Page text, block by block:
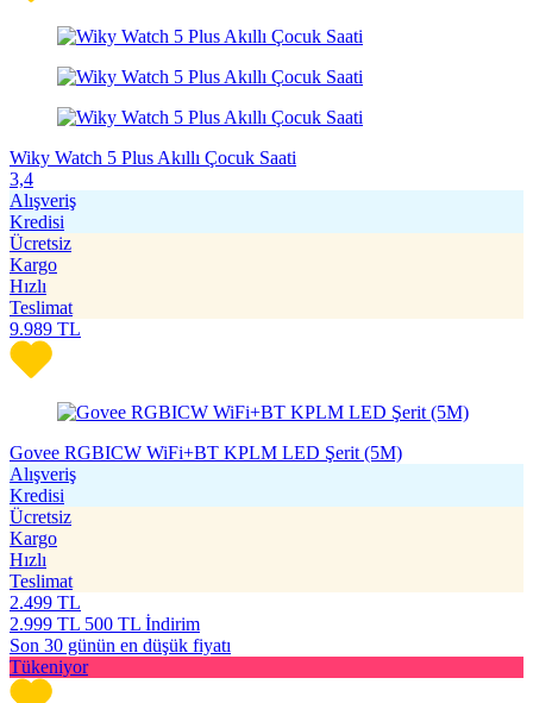
Wiky Watch 5 Plus Akıllı Çocuk Saati
3,4
Alışveriş
Kredisi
Ücretsiz
Kargo
Hızlı
Teslimat
9.989 TL
Govee RGBICW WiFi+BT KPLM LED Şerit (5M)
Alışveriş
Kredisi
Ücretsiz
Kargo
Hızlı
Teslimat
2.499 TL
2.999 TL 500 TL İndirim
Son 30 günün en düşük fiyatı
Tükeniyor